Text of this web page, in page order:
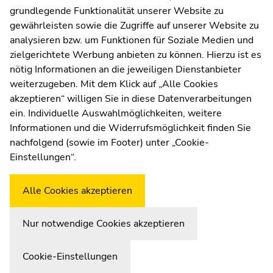
dieses
Seitenbereichs.
Zur
Übersicht
der
Seitenbereiche
Moodle
UNIGRAZonline
Impressum
Datenschutzerklärung
Cookie-Einstellungen
Barrierefreiheitserklärung
WetterstationUni Graz
grundlegende Funktionalität unserer Website zu
gewährleisten sowie die Zugriffe auf unserer Website zu
analysieren bzw. um Funktionen für Soziale Medien und
zielgerichtete Werbung anbieten zu können. Hierzu ist es
nötig Informationen an die jeweiligen Dienstanbieter
weiterzugeben. Mit dem Klick auf „Alle Cookies
akzeptieren“ willigen Sie in diese Datenverarbeitungen
ein. Individuelle Auswahlmöglichkeiten, weitere
Informationen und die Widerrufsmöglichkeit finden Sie
nachfolgend (sowie im Footer) unter „Cookie-
Einstellungen“.
Alle Cookies akzeptieren
Nur notwendige Cookies akzeptieren
Cookie-Einstellungen